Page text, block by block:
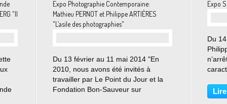
"Il
Expo Photographie Contemporaine:
Mathieu PERNOT et Philippe ARTIÈRES
"L’asile des photographies"
Du 13 février au 11 mai 2014 "En
2010, nous avons été invités à
travailler par Le Point du Jour et la
Fondation Bon-Sauveur sur
Expo
Du
fixe